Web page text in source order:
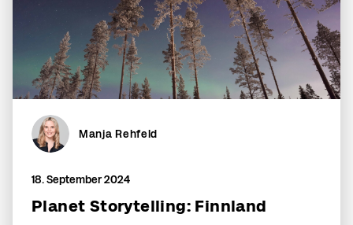
Manja Rehfeld
18. September 2024
Planet Storytelling: Finnland